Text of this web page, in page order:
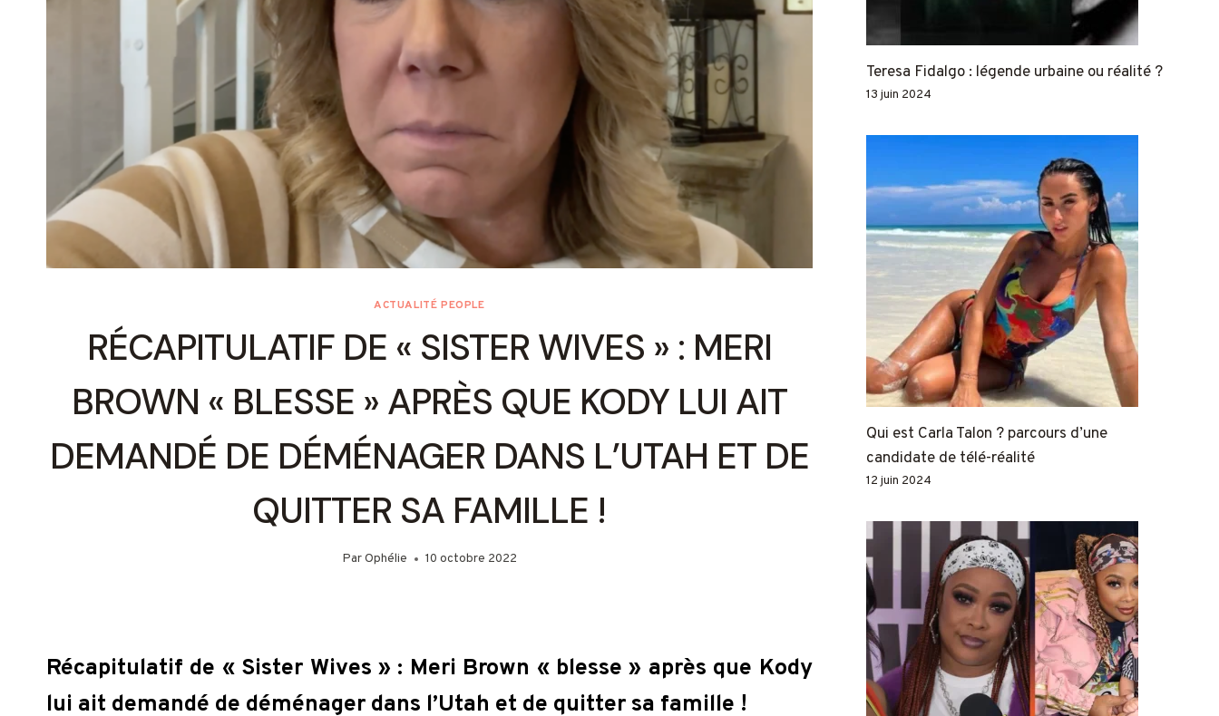
ACTUALITÉ PEOPLE
RÉCAPITULATIF DE « SISTER WIVES » : MERI
BROWN « BLESSE » APRÈS QUE KODY LUI AIT
DEMANDÉ DE DÉMÉNAGER DANS L’UTAH ET DE
QUITTER SA FAMILLE !
ParOphélie 10 octobre 2022
Récapitulatif de « Sister Wives » : Meri Brown « blesse » après que Kody
lui ait demandé de déménager dans l’Utah et de quitter sa famille !
Teresa Fidalgo : légende urbaine ou réalité ?
13 juin 2024
Qui est Carla Talon ? parcours d’une
candidate de télé-réalité
12 juin 2024